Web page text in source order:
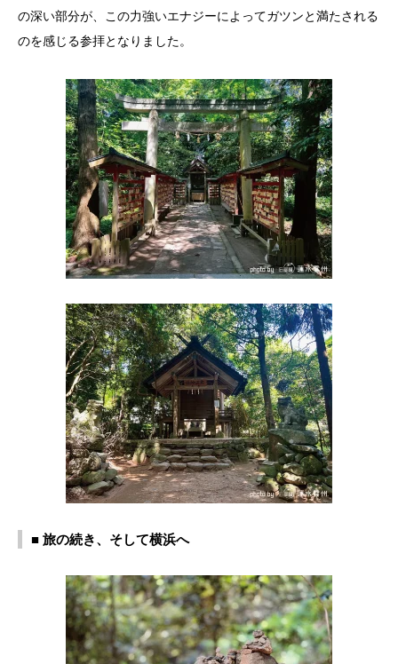
の深い部分が、この力強いエナジーによってガツンと満たされる
のを感じる参拝となりました。
■ 旅の続き、そして横浜へ